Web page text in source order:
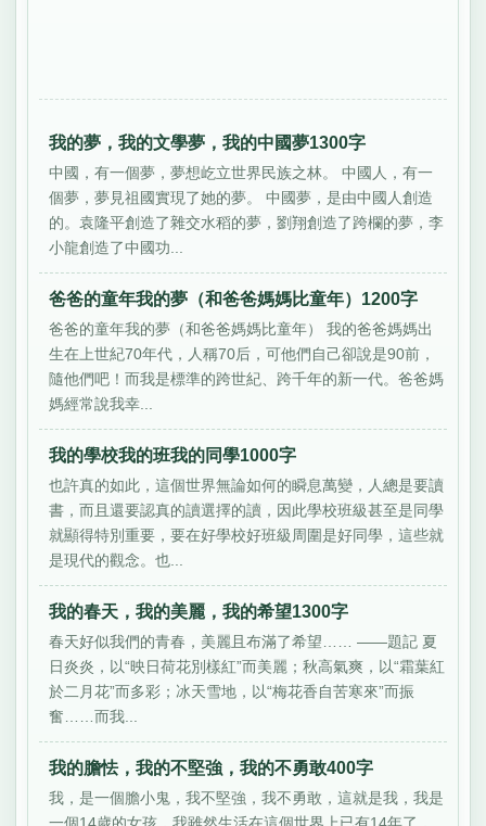
我的夢，我的文學夢，我的中國夢1300字
中國，有一個夢，夢想屹立世界民族之林。 中國人，有一
個夢，夢見祖國實現了她的夢。 中國夢，是由中國人創造
的。袁隆平創造了雜交水稻的夢，劉翔創造了跨欄的夢，李
小龍創造了中國功...
爸爸的童年我的夢（和爸爸媽媽比童年）1200字
爸爸的童年我的夢（和爸爸媽媽比童年） 我的爸爸媽媽出
生在上世紀70年代，人稱70后，可他們自己卻說是90前，
隨他們吧！而我是標準的跨世紀、跨千年的新一代。爸爸媽
媽經常說我幸...
我的學校我的班我的同學1000字
也許真的如此，這個世界無論如何的瞬息萬變，人總是要讀
書，而且還要認真的讀選擇的讀，因此學校班級甚至是同學
就顯得特別重要，要在好學校好班級周圍是好同學，這些就
是現代的觀念。也...
我的春天，我的美麗，我的希望1300字
春天好似我們的青春，美麗且布滿了希望…… ——題記 夏
日炎炎，以“映日荷花別樣紅”而美麗；秋高氣爽，以“霜葉紅
於二月花”而多彩；冰天雪地，以“梅花香自苦寒來”而振
奮……而我...
我的膽怯，我的不堅強，我的不勇敢400字
我，是一個膽小鬼，我不堅強，我不勇敢，這就是我，我是